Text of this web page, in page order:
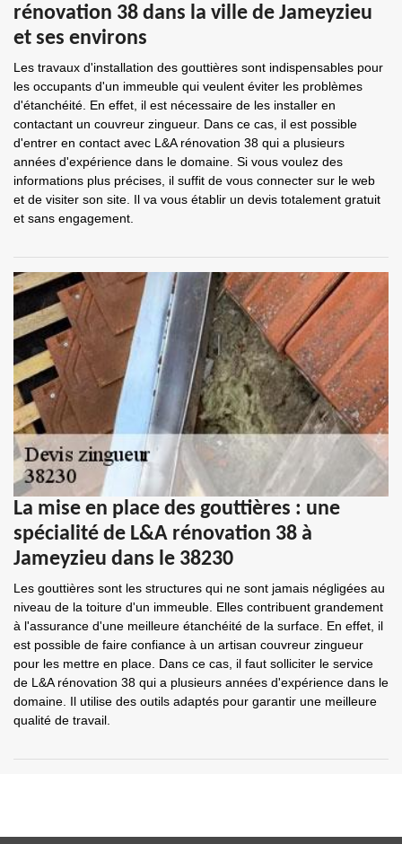
rénovation 38 dans la ville de Jameyzieu
et ses environs
Les travaux d'installation des gouttières sont indispensables pour
les occupants d'un immeuble qui veulent éviter les problèmes
d'étanchéité. En effet, il est nécessaire de les installer en
contactant un couvreur zingueur. Dans ce cas, il est possible
d'entrer en contact avec L&A rénovation 38 qui a plusieurs
années d'expérience dans le domaine. Si vous voulez des
informations plus précises, il suffit de vous connecter sur le web
et de visiter son site. Il va vous établir un devis totalement gratuit
et sans engagement.
La mise en place des gouttières : une
spécialité de L&A rénovation 38 à
Jameyzieu dans le 38230
Les gouttières sont les structures qui ne sont jamais négligées au
niveau de la toiture d'un immeuble. Elles contribuent grandement
à l'assurance d'une meilleure étanchéité de la surface. En effet, il
est possible de faire confiance à un artisan couvreur zingueur
pour les mettre en place. Dans ce cas, il faut solliciter le service
de L&A rénovation 38 qui a plusieurs années d'expérience dans le
domaine. Il utilise des outils adaptés pour garantir une meilleure
qualité de travail.